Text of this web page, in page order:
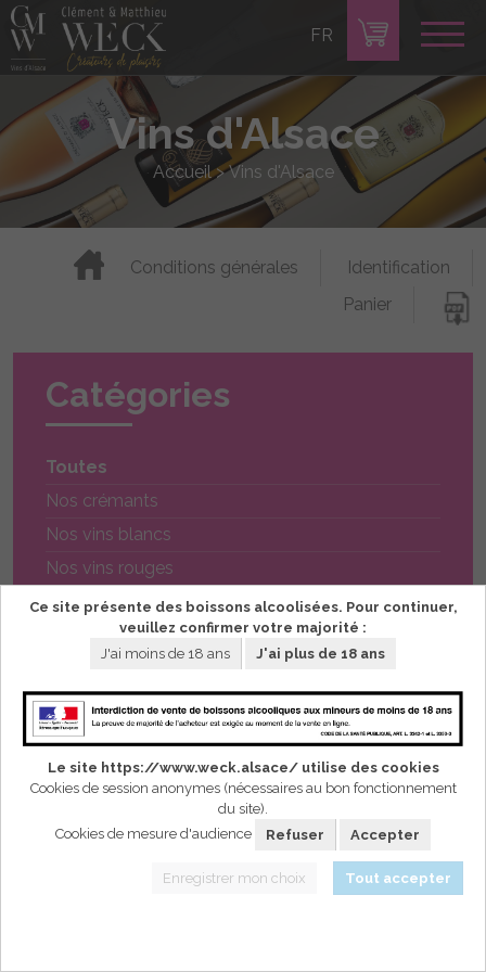
FR
Vins d'Alsace
Accueil>Vins d'Alsace
Conditions générales
Identification
Panier
Catégories
Toutes
Nos crémants
Nos vins blancs
Nos vins rouges
Nos vins rosés
Les assortiments
Commande rapide
Cépages
Ce site présente des boissons alcoolisées. Pour continuer,
veuillez confirmer votre majorité :
J'ai moins de 18 ans
J'ai plus de 18 ans
Le site https://www.weck.alsace/ utilise des cookies
Cookies de session anonymes (nécessaires au bon fonctionnement
du site).
Cookies de mesure d'audience
Refuser Accepter
Enregistrer mon choix Tout accepter